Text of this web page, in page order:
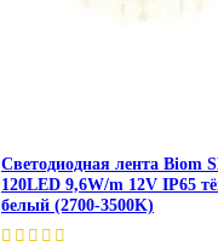
Светодиодная лента Biom
120LED 9,6W/m 12V IP65
белый (2700-3500K)